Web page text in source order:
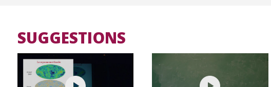
SUGGESTIONS